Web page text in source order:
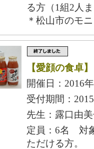
る方（1組2人
＊松山市のモ
【愛顔の食卓
開催日：2016
受付期間：
先生：露口由
定員：6名 対
ただける方。